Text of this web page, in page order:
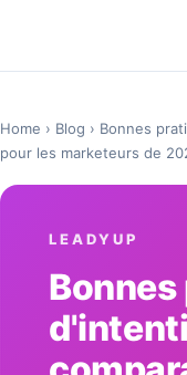
Home › Blog › Bonnes
pour les marketeurs de
LEADYUP